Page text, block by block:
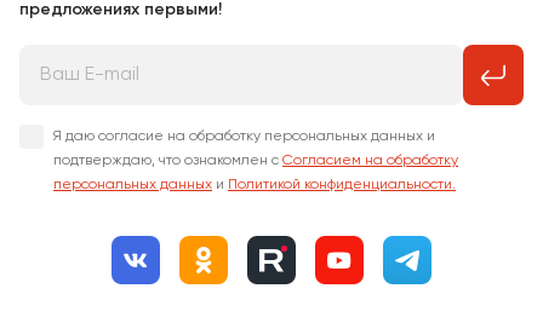
предложениях первыми!
Я даю согласие на обработку персональных данных и
подтверждаю, что ознакомлен с Согласием на обработку
персональных данных и Политикой конфиденциальности.